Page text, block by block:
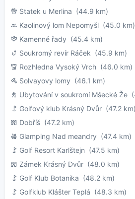
Statek u Merlina (44.9 km)
Kaolinový lom Nepomyšl (45.0 km)
Kamenné řady (45.4 km)
Soukromý revír Ráček (45.9 km)
Rozhledna Vysoký Vrch (46.0 km)
Solvayovy lomy (46.1 km)
Ubytování v soukromí Mšecké Že
Golfový klub Krásný Dvůr (47.2 km)
Dobříš (47.2 km)
Glamping Nad meandry (47.4 km)
Golf Resort Karlštejn (47.5 km)
Zámek Krásný Dvůr (48.0 km)
Golf Klub Botanika (48.2 km)
Golfklub Klášter Teplá (48.3 km)